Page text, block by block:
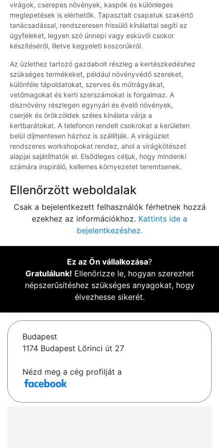
virágok, cserepes növények, kaspók és különleges
meglepetések is elérhetők. Tapasztalt csapatuk szakértő
tanácsadással, rendszeresen frissülő kínálattal segíti az
ügyfeleket, legyen szó ünnepi vagy esküvői csokor
készítéséről, illetve kegyeleti koszorúkról.
Az üzlethez tartozó gazdabolt részleg a kertészkedéshez
szükséges termékeket, például növényvédő szereket,
különféle tápoldatokat, szerves és műtrágyákat,
vetőmagokat és kerti szerszámokat is forgalmaz. A
dísznövény részlegen egynyári és évelő növények,
cserjék és örökzöldek széles kínálata várja a
kertbarátokat. A telefonon rendelt csokrokat a kerületen
belül díjmentesen házhoz is szállítják. A virágüzlet
rendszeres workshopokat rendez, ahol a virágkötészet
alapjai sajátíthatók el. Elsődleges céljuk, hogy mindenki
számára inspiráló, kellemes környezetet teremtsenek.
Ellenőrzött weboldalak
Csak a bejelentkezett felhasználók férhetnek hozzá
ezekhez az információkhoz. Kattints ide a
bejelentkezéshez.
Ez az Ön vállalkozása?
Gratulálunk! Ellenőrizze le, hogyan szerezhet
népszerűsítéshez szükséges anyagokat, hogy
élvezhesse sikerét.
Budapest
1174 Budapest Lőrinci út 27
Nézd meg a cég profilját a